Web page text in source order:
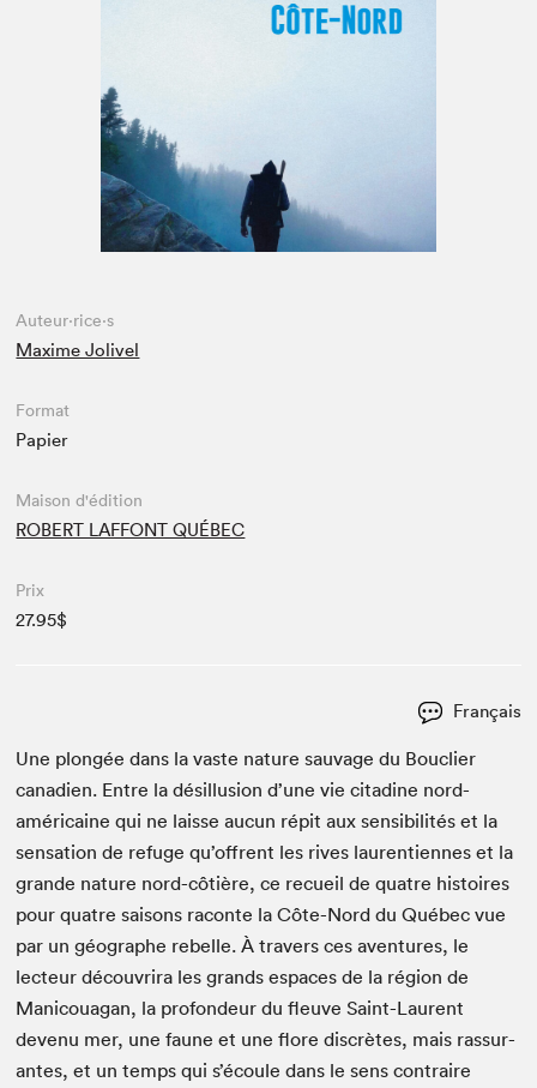
Auteur·rice·s
Maxime Jolivel
Format
Papier
Maison d'édition
ROBERT LAFFONT QUÉBEC
Prix
27.95$
Français
Une plongée dans la vaste nature sauvage du Boucli­er
cana­di­en. Entre la désil­lu­sion d’une vie cita­dine nord-
améri­caine qui ne laisse aucun répit aux sen­si­bil­ités et la
sen­sa­tion de refuge qu’offrent les rives lau­ren­ti­ennes et la
grande nature nord-côtière, ce recueil de qua­tre his­toires
pour qua­tre saisons racon­te la Côte-Nord du Québec vue
par un géo­graphe rebelle. À tra­vers ces aven­tures, le
lecteur décou­vri­ra les grands espaces de la région de
Man­i­coua­gan, la pro­fondeur du fleuve Saint-Lau­rent
devenu mer, une faune et une flo­re dis­crètes, mais ras­sur­
antes, et un temps qui s’écoule dans le sens con­traire